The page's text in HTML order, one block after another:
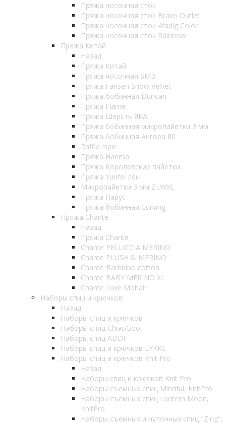
Пряжа носочная сток
Пряжа носочная сток Bravo Outlet
Пряжа носочная сток 4fadig Color
Пряжа носочная сток Rainbow
Пряжа Китай
Назад
Пряжа Китай
Пряжа носочная SMB
Пряжа Fansen Snow Velvet
Пряжа бобинная Duncan
Пряжа Flame
Пряжа Шерсть ЯКА
Пряжа бобинная микропайетки 3 мм
Пряжа бобинная Ангора 80
Raffia Ispie
Пряжа Hanma
Пряжа Королевские пайетки
Пряжа Yunfei лён
Микропайетки 3 мм ZLWXL
Пряжа Парус
Пряжа бобинная Curving
Пряжа Chante
Назад
Пряжа Chante
Chante PELLICCIA MERINO
Chante PLUSH & MERINO
Chante Bambino cotton
Chante BABY MERINO XL
Chante Luxe Mohair
Наборы спиц и крючков
Назад
Наборы спиц и крючков
Наборы спиц ChiaoGoo
Наборы спиц ADDI
Наборы спиц и крючков LYKKE
Наборы спиц и крючков Knit Pro
Назад
Наборы спиц и крючков Knit Pro
Наборы съемных спиц Mindful, KnitPro
Наборы съемных спиц Lantern Moon,
KnitPro
Наборы съемных и чулочных спиц "Zing",